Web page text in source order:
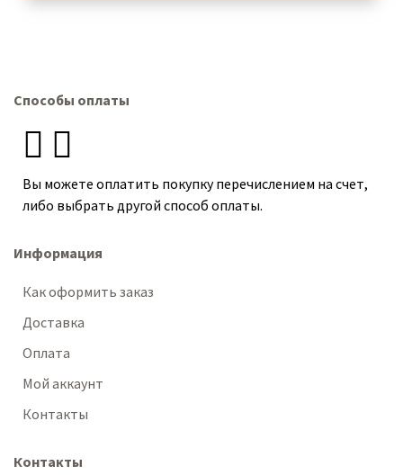
Способы оплаты
Вы можете оплатить покупку перечислением на счет,
либо выбрать другой способ оплаты.
Информация
Как оформить заказ
Доставка
Оплата
Мой аккаунт
Контакты
Контакты